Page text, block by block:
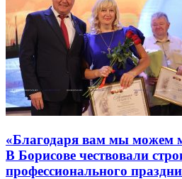
«Благодаря вам мы можем
В Борисове чествовали
профессионального